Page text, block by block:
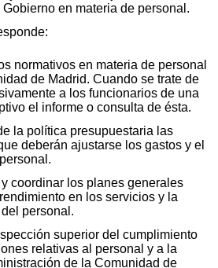
en materia de personal.
normativos en materia de personal
de Madrid. Cuando se trate de
a los funcionarios de una
el informe o consulta de ésta.
la política presupuestaria las
deberán ajustarse los gastos y el
coordinar los planes generales
en los servicios y la
personal.
superior del cumplimiento
relativas al personal y a la
de la Comunidad de